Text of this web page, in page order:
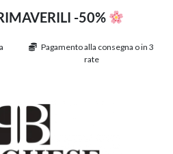
-50%
Pagamento alla consegna o in 3
rate